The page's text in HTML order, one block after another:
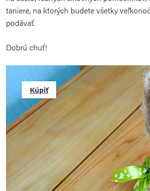
taniere, na ktorých budete všetky
podávať.
Dobrú chuť!
Kúpiť